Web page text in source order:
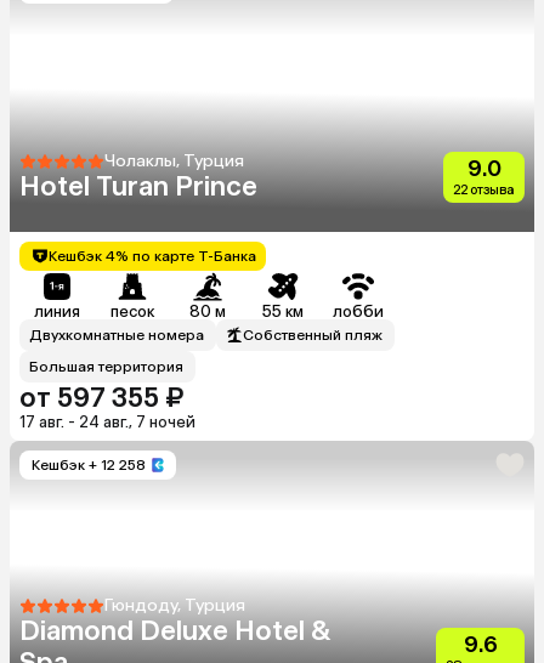
Чолаклы, Турция
Hotel Turan Prince
9.0
22 отзыва
Кешбэк 4% по карте Т-Банка
линия песок 80 м 55 км лобби
Двухкомнатные номера
Собственный пляж
Большая территория
от 597 355 ₽
17 авг. - 24 авг., 7 ночей
Кешбэк + 12 258
Гюндоду, Турция
Diamond Deluxe Hotel &
9.6